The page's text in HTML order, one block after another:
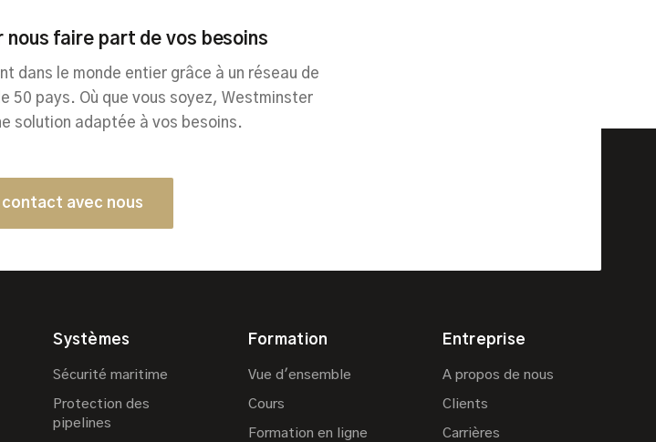
faire part de vos besoins
dans le monde entier grâce à un réseau de
50 pays. Où que vous soyez, Westminster
solution adaptée à vos besoins.
contact avec nous
Systèmes
Sécurité maritime
Protection des
pipelines
Formation
Vue d'ensemble
Cours
Formation en ligne
Entreprise
A propos de nous
Clients
Carrières